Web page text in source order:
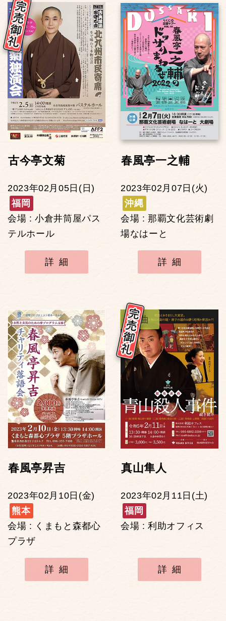
古今亭文菊
2023年02月05日(日)
福岡
会場 : 小倉井筒屋パス
テルホール
詳細
春風亭一之輔
2023年02月07日(火)
沖縄
会場 : 那覇文化芸術劇
場なはーと
詳細
春風亭昇吉
2023年02月10日(金)
熊本
会場 : くまもと森都心
プラザ
詳細
浪曲
真山隼人
2023年02月11日(土)
福岡
会場 : 利助オフィス
詳細